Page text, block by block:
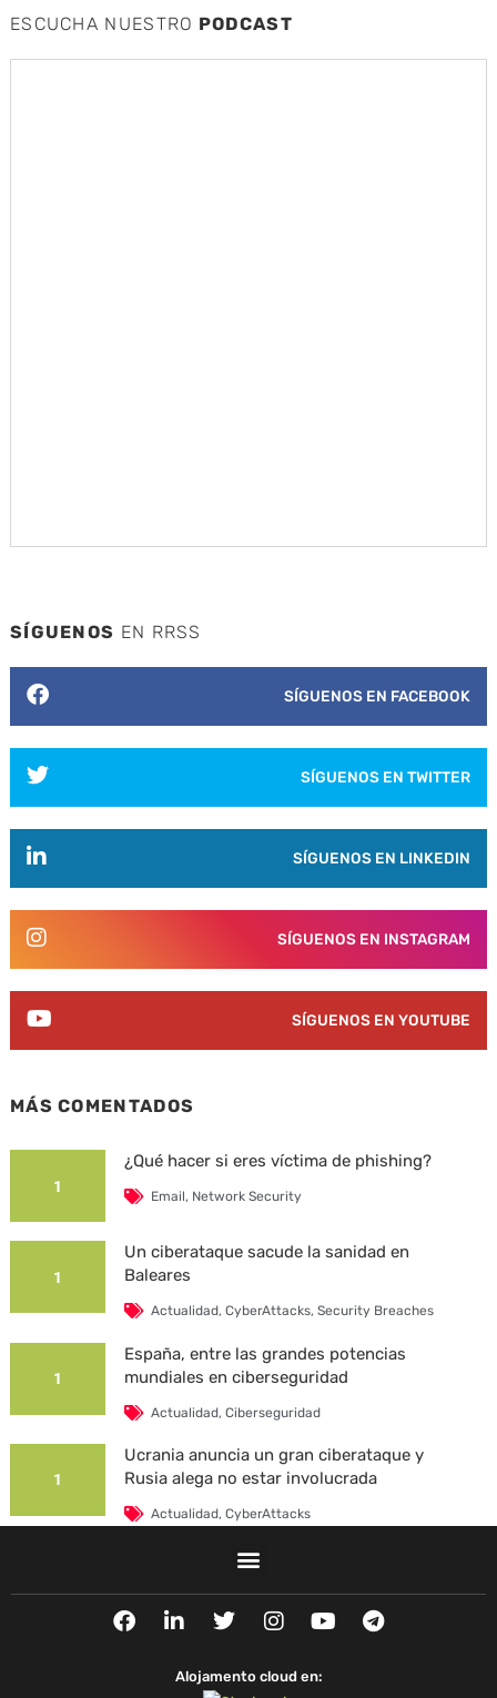
ESCUCHA NUESTRO PODCAST
SÍGUENOS EN RRSS
SÍGUENOS EN FACEBOOK
SÍGUENOS EN TWITTER
SÍGUENOS EN LINKEDIN
SÍGUENOS EN INSTAGRAM
SÍGUENOS EN YOUTUBE
MÁS COMENTADOS
1
¿Qué hacer si eres víctima de phishing?
Email, Network Security
1
Un ciberataque sacude la sanidad en
Baleares
Actualidad,CyberAttacks,Security Breaches
1
España, entre las grandes potencias
mundiales en ciberseguridad
Actualidad,Ciberseguridad
1
Ucrania anuncia un gran ciberataque y
Rusia alega no estar involucrada
Actualidad,CyberAttacks
La Universidad Autónoma de Barcelona es
Actualidad,CyberAttacks,Security Breaches
F
a
L
i
k
T
w
t
t
I
n
t
Y
o
T
e
Alojamento cloud en: